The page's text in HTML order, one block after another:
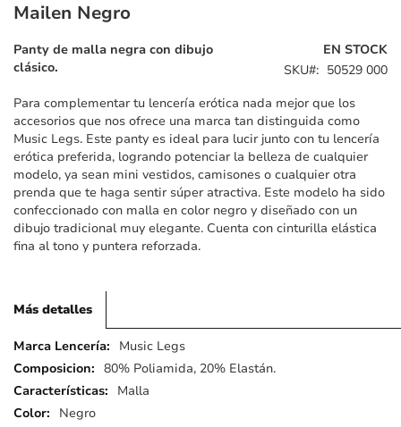
la
de
imágenes
de
galería
de
Mailen Negro
EN STOCK
SKU
50529 000
Panty de malla negra con dibujo
clásico.
Para complementar tu lencería erótica nada mejor que los
accesorios que nos ofrece una marca tan distinguida como
Music Legs. Este panty es ideal para lucir junto con tu lencería
erótica preferida, logrando potenciar la belleza de cualquier
modelo, ya sean mini vestidos, camisones o cualquier otra
prenda que te haga sentir súper atractiva. Este modelo ha sido
confeccionado con malla en color negro y diseñado con un
dibujo tradicional muy elegante. Cuenta con cinturilla elástica
fina al tono y puntera reforzada.
Más detalles
Más
detalles
Music Legs
80% Poliamida, 20% Elastán.
Malla
Negro